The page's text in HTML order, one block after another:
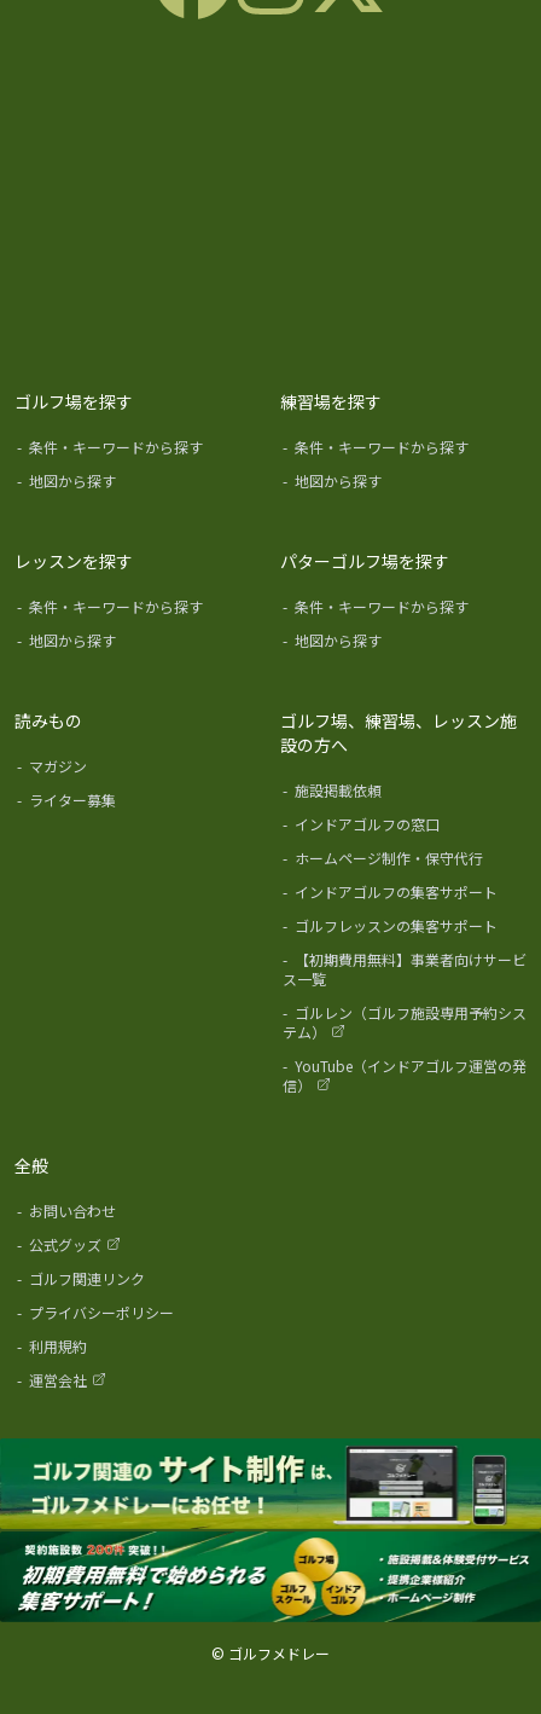
ゴルフ場を探す
- 条件・キーワードから探す
- 地図から探す
練習場を探す
- 条件・キーワードから探す
- 地図から探す
レッスンを探す
- 条件・キーワードから探す
- 地図から探す
パターゴルフ場を探す
- 条件・キーワードから探す
- 地図から探す
読みもの
- マガジン
- ライター募集
ゴルフ場、練習場、レッスン施
設の方へ
- 施設掲載依頼
- インドアゴルフの窓口
- ホームページ制作・保守代行
- インドアゴルフの集客サポート
- ゴルフレッスンの集客サポート
-
【初期費用無料】事業者向けサービ
ス一覧
- ゴルレン（ゴルフ施設専用予約シス
テム）
- YouTube（インドアゴルフ運営の発
信）
全般
- お問い合わせ
- 公式グッズ
- ゴルフ関連リンク
- プライバシーポリシー
- 利用規約
- 運営会社
© ゴルフメドレー